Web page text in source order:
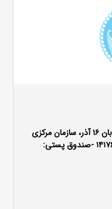
آدرس : تهران، میدان انقلاب، خیابان ۱۶ آذر، سازمان مرکزی
دانشگاه تهران -کد پستی: ۱۴۱۷۶۱۴۴۱۸ -صندوق پستی: